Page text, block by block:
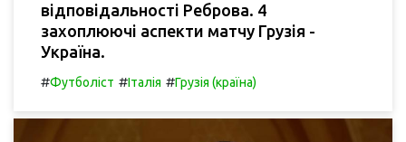
відповідальності Реброва. 4
захоплюючі аспекти матчу Грузія -
Україна.
#Футболіст #Італія #Грузія (країна)